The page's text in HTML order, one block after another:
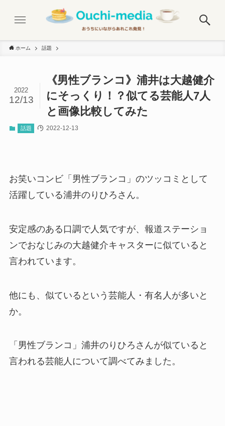
ホーム 話題
《男性ブランコ》浦井は大越健介
にそっくり！？似てる芸能人7人
と画像比較してみた
2022
12/13
話題 2022-12-13
お笑いコンビ「男性ブランコ」のツッコミとして
活躍している浦井のりひろさん。
安定感のある口調で人気ですが、報道ステーショ
ンでおなじみの大越健介キャスターに似ていると
言われています。
他にも、似ているという芸能人・有名人が多いと
か。
「男性ブランコ」浦井のりひろさんが似ていると
言われる芸能人について調べてみました。